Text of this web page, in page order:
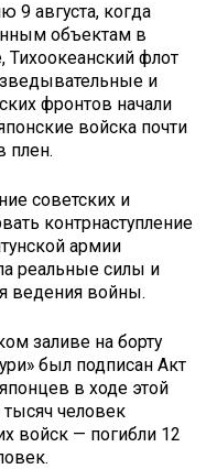
9 августа, когда
объектам в
Тихоокеанский флот
и
фронтов начали
войска почти
плен.
советских и
контрнаступление
армии
реальные силы и
ведения войны.
заливе на борту
был подписан Акт
в ходе этой
человек
войск — погибли 12